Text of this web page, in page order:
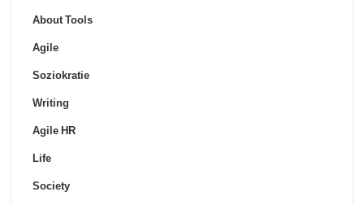
About Tools
Agile
Soziokratie
Writing
Agile HR
Life
Society